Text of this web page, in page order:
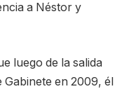
a Néstor y
luego de la salida
Gabinete en 2009, él